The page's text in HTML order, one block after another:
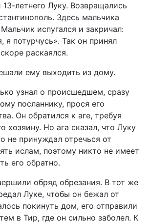
Лайт
Інциденти
Туризм
Статті
Думки
Вакансії
13-летнего Луку. Возвращались
Здесь мальчика
испугался и закричал:
я потурчусь». Так он принял
раскаялся.
ему выходить из дому.
узнал о происшедшем, сразу
посланнику, прося его
Он обратился к аге, требуя
хозяину. Но ага сказал, что Луку
не принуждал отречься от
ислам, поэтому никто не имеет
его обратно.
обряд обрезания. В тот же
Луке, чтобы он бежал от
покинуть дом, его отправили
в Тир, где он сильно заболел. К